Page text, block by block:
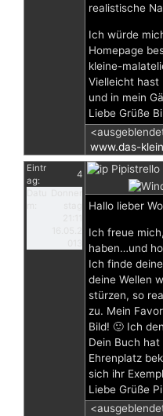
realistische
Ich würde
Homepage
kleine-
Vielleicht hast
und in mein
Liebe Grüße
www.das-
Eintr
ag:
4
Pipistrello
Hallo lieber
Ich freue
haben…und
Ich finde
deine Wellen
stürzen, so
zu. Mein
Bild! 🙂 Ich
Dein Buch hat
Ehrenplatz
sich ihr
Liebe Grüße